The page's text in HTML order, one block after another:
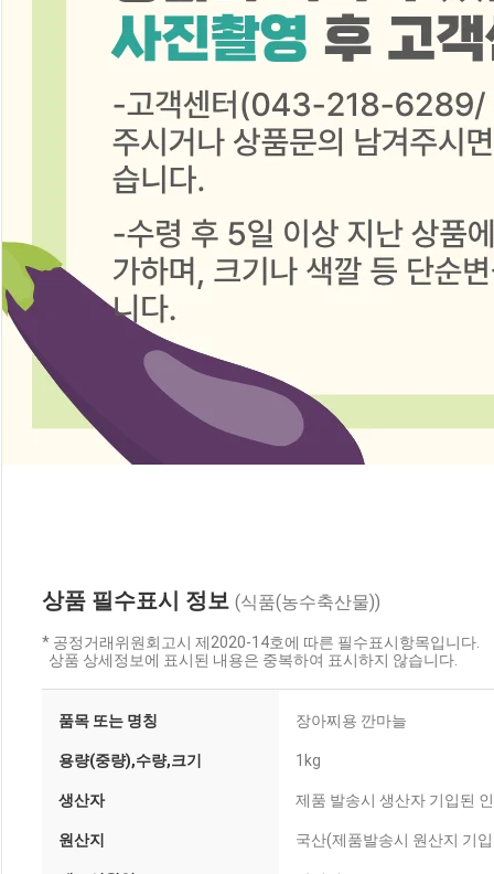
상품 필수표시 정보 (식품(농수축산물))
* 공정거래위원회고시 제2020-14호에 따른 필수표시항목입니다.
상품 상세정보에 표시된 내용은 중복하여 표시하지 않습니다.
품목 또는 명칭 장아찌용 깐마늘
용량(중량),수량,크기 1kg
생산자 제품 발송시 생산자 기입된
원산지 국산(제품발송시 원산지 기